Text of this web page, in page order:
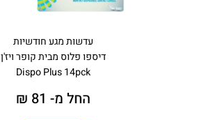
עדשות מגע חודשיות
דיספו פלוס מבית קופר ויז'ן
Dispo Plus 14pck
החל מ- 81 ₪